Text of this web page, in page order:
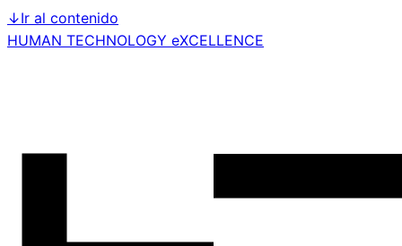
↓Ir al contenido
HUMAN TECHNOLOGY eXCELLENCE